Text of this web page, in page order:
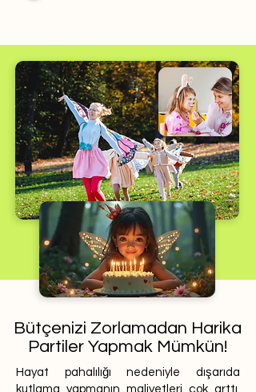
Bütçenizi Zorlamadan Harika
Partiler Yapmak Mümkün!
Hayat pahalılığı nedeniyle dışarıda
kutlama yapmanın maliyetleri çok arttı.